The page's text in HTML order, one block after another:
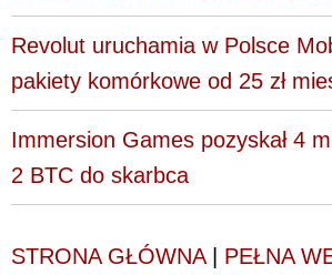
Revolut uruchamia w Polsce
pakiety komórkowe od 25 zł
Immersion Games pozyskał 4
2 BTC do skarbca
STRONA GŁÓWNA| PEŁNA